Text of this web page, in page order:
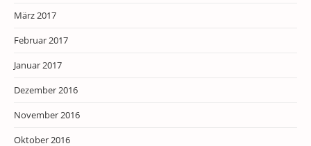
März 2017
Februar 2017
Januar 2017
Dezember 2016
November 2016
Oktober 2016